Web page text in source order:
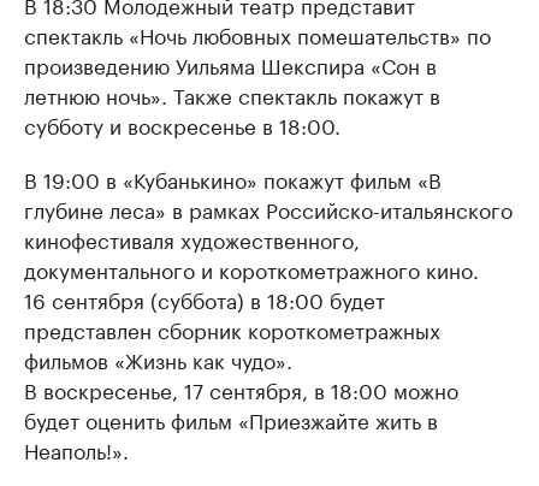
спектакль «Ночь любовных помешательств» по
произведению Уильяма Шекспира «Сон в
летнюю ночь». Также спектакль покажут в
субботу и воскресенье в 18:00.
В 19:00 в «Кубанькино» покажут фильм «В
глубине леса» в рамках Российско-итальянского
кинофестиваля художественного,
документального и короткометражного кино.
16 сентября (суббота) в 18:00 будет
представлен сборник короткометражных
фильмов «Жизнь как чудо».
В воскресенье, 17 сентября, в 18:00 можно
будет оценить фильм «Приезжайте жить в
Неаполь!».